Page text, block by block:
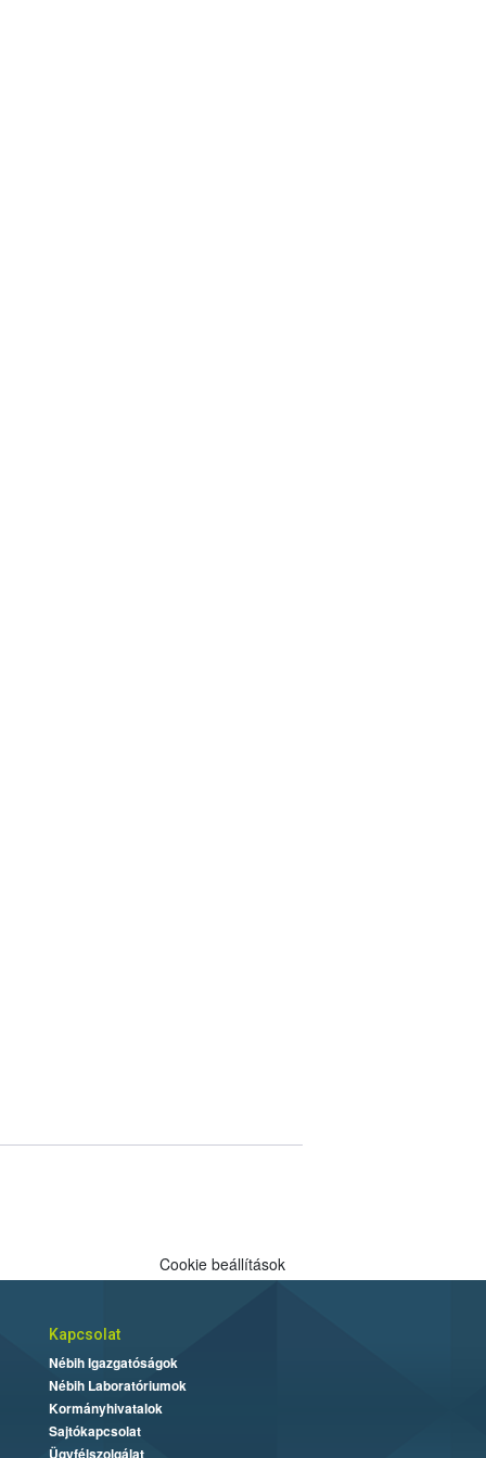
Cookie beállítások
Kapcsolat
Nébih Igazgatóságok
Nébih Laboratóriumok
Kormányhivatalok
Sajtókapcsolat
Ügyfélszolgálat